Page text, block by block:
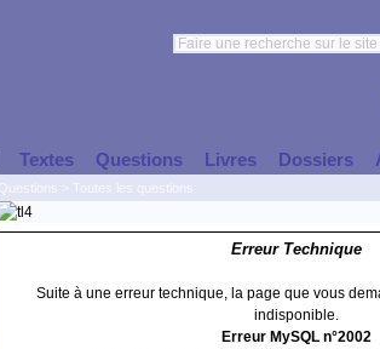
Textes Questions Livres Dossiers
Erreur Technique
Suite à une erreur technique, la page que vous
indisponible.
Erreur MySQL n°2002